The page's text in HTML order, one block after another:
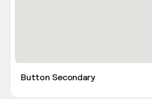
Button Secondary